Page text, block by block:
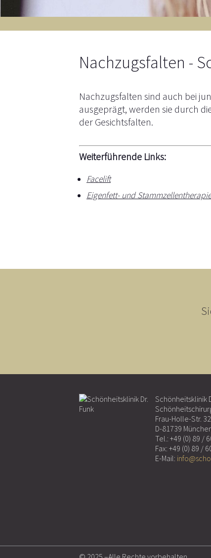
Nachzugsfalten -
Nachzugsfalten sind auch bei
ausgeprägt, werden sie durch
der Gesichtsfalten.
Weiterführende Links:
Facelift
Eigenfett- und Stammzellentherapie
Schönheitsklinik
Frau-Holle-Str. 32
D-81739
Tel.: +49 (0) 89 /
Fax: +49 (0) 89 /
E-Mail: